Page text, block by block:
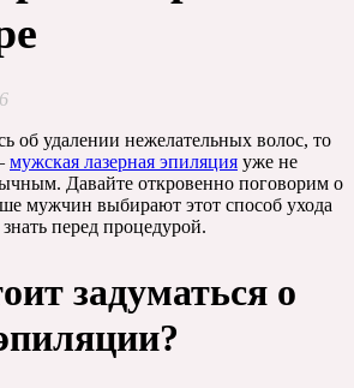
об удалении нежелательных волос, то
мужская лазерная эпиляция уже не
Давайте откровенно поговорим о
мужчин выбирают этот способ ухода
перед процедурой.
задуматься о